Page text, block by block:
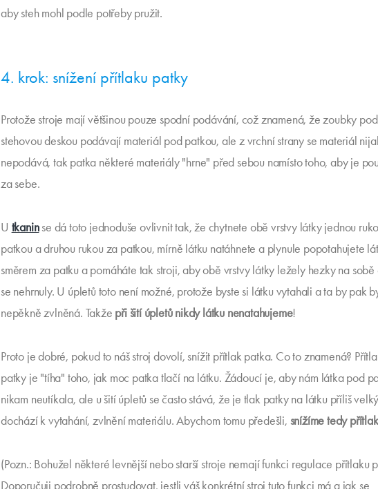
aby steh mohl podle potřeby pružit.
4. krok: snížení přítlaku patky
Protože stroje mají většinou pouze spodní podávání, což znamená, že zoubky pod
stehovou deskou podávají materiál pod patkou, ale z vrchní strany se materiál
nepodává, tak patka některé materiály "hrne" před sebou namísto toho, aby je
za sebe.
U tkaninse dá toto jednoduše ovlivnit tak, že chytnete obě vrstvy látky jednou
patkou a druhou rukou za patkou, mírně látku natáhnete a plynule popotahujete
směrem za patku a pomáháte tak stroji, aby obě vrstvy látky ležely hezky na
se nehrnuly. U úpletů toto není možné, protože byste si látku vytahali a ta by pak
nepěkně zvlněná. Takže při šití úpletů nikdy látku nenatahujeme!
Proto je dobré, pokud to náš stroj dovolí, snížit přítlak patka. Co to znamená?
patky je "tíha" toho, jak moc patka tlačí na látku. Žádoucí je, aby nám látka pod
nikam neutíkala, ale u šití úpletů se často stává, že je tlak patky na látku příliš
dochází k vytahání, zvlnění materiálu. Abychom tomu předešli, snížíme tedy
(Pozn.: Bohužel některé levnější nebo starší stroje nemají funkci regulace přítlaku
Doporučuji podrobně prostudovat, jestli váš konkrétní stroj tuto funkci má a jak se